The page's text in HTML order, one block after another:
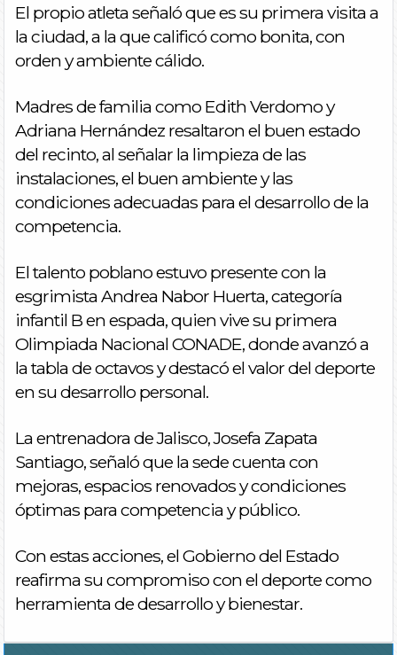
El propio atleta señaló que es su primera visita a
la ciudad, a la que calificó como bonita, con
orden y ambiente cálido.
Madres de familia como Edith Verdomo y
Adriana Hernández resaltaron el buen estado
del recinto, al señalar la limpieza de las
instalaciones, el buen ambiente y las
condiciones adecuadas para el desarrollo de la
competencia.
El talento poblano estuvo presente con la
esgrimista Andrea Nabor Huerta, categoría
infantil B en espada, quien vive su primera
Olimpiada Nacional CONADE, donde avanzó a
la tabla de octavos y destacó el valor del deporte
en su desarrollo personal.
La entrenadora de Jalisco, Josefa Zapata
Santiago, señaló que la sede cuenta con
mejoras, espacios renovados y condiciones
óptimas para competencia y público.
Con estas acciones, el Gobierno del Estado
reafirma su compromiso con el deporte como
herramienta de desarrollo y bienestar.